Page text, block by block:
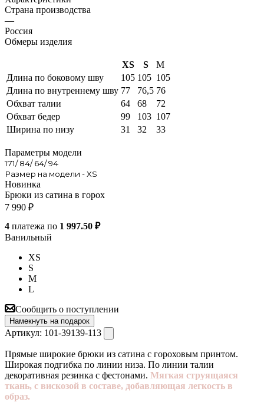
Страна производства
—
Россия
Обмеры изделия
XS S
M
Длина по боковому шву
105 105 105
Длина по внутреннему шву 77 76,5 76
Обхват талии
64 68
72
Обхват бедер
99 103 107
Ширина по низу
31 32 33
Параметры модели
171/ 84/ 64/ 94
Размер на модели - XS
Новинка
Брюки из сатина в горох
7 990 ₽
4 платежа по 1 997.50 ₽
Ванильный
XS
S
M
L
Сообщить о поступлении
Намекнуть на подарок
Артикул: 101-39139-113
Прямые широкие брюки из сатина с гороховым принтом.
Широкая подгибка по линии низа. По линии талии
декоративная резинка с фестонами. Мягкая струящаяся
ткань, с вискозой в составе, добавляющая легкость в
образ.